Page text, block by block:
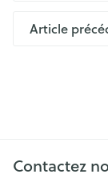
Article
Contactez